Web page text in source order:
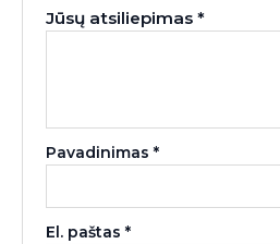
Jūsų atsiliepimas*
Pavadinimas*
El. paštas*